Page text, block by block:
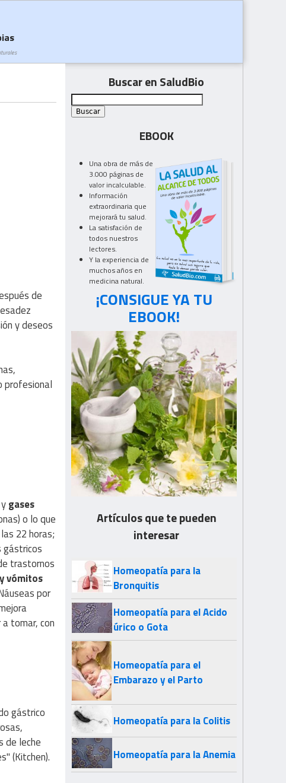
de
y deseos
profesional
gases
o lo que
22 horas;
gástricos
trastornos
vómitos
por
tomar, con
gástrico
de leche
(Kitchen).
Buscar en SaludBio
EBOOK
Una obra de más de
3.000 páginas de
valor incalculable.
Información
extraordinaria que
mejorará tu salud.
La satisfación de
todos nuestros
lectores.
Y la experiencia de
muchos años en
medicina natural.
¡CONSIGUE YA TU
EBOOK!
Artículos que te pueden
interesar
Homeopatía para la
Bronquitis
Homeopatía para el Acido
úrico o Gota
Homeopatía para el
Embarazo y el Parto
Homeopatía para la Colitis
Homeopatía para la Anemia